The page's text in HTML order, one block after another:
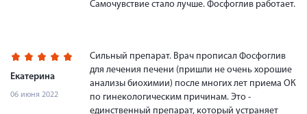
Самочувствие стало лучше. Фосфоглив работает.
Екатерина
06 июня 2022
Сильный препарат. Врач прописал Фосфоглив
для лечения печени (пришли не очень хорошие
анализы биохимии) после многих лет приема ОК
по гинекологическим причинам. Это -
единственный препарат, который устраняет